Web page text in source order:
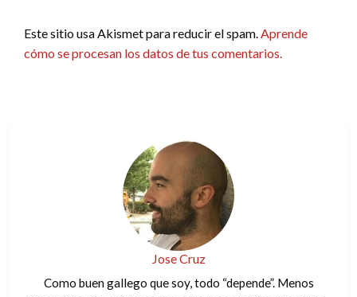
Este sitio usa Akismet para reducir el spam.Aprende
cómo se procesan los datos de tus comentarios.
Jose Cruz
Como buen gallego que soy, todo “depende”. Menos